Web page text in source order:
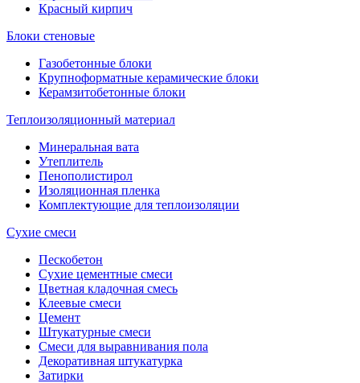
Красный кирпич
Блоки стеновые
Газобетонные блоки
Крупноформатные керамические блоки
Керамзитобетонные блоки
Теплоизоляционный материал
Минеральная вата
Утеплитель
Пенополистирол
Изоляционная пленка
Комплектующие для теплоизоляции
Сухие смеси
Пескобетон
Сухие цементные смеси
Цветная кладочная смесь
Клеевые смеси
Цемент
Штукатурные смеси
Смеси для выравнивания пола
Декоративная штукатурка
Затирки